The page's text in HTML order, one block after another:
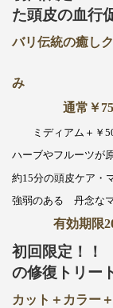
た頭皮の血行
バリ伝統の癒
ス
み
通常￥
ミディアム＋￥
ハーブやフルーツが
約15分の頭皮ケア・
強弱のある 丹念な
有効期限
初回限定！！
の修復トリー
カット＋カラー＋